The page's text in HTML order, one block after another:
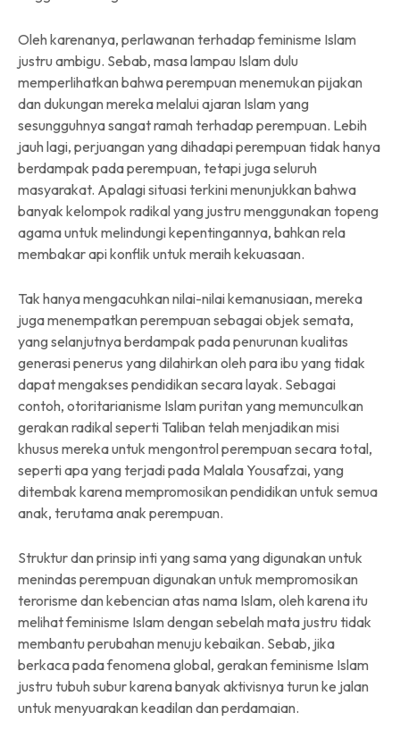
Oleh karenanya, perlawanan terhadap feminisme Islam
justru ambigu. Sebab, masa lampau Islam dulu
memperlihatkan bahwa perempuan menemukan pijakan
dan dukungan mereka melalui ajaran Islam yang
sesungguhnya sangat ramah terhadap perempuan. Lebih
jauh lagi, perjuangan yang dihadapi perempuan tidak hanya
berdampak pada perempuan, tetapi juga seluruh
masyarakat. Apalagi situasi terkini menunjukkan bahwa
banyak kelompok radikal yang justru menggunakan topeng
agama untuk melindungi kepentingannya, bahkan rela
membakar api konflik untuk meraih kekuasaan.
Tak hanya mengacuhkan nilai-nilai kemanusiaan, mereka
juga menempatkan perempuan sebagai objek semata,
yang selanjutnya berdampak pada penurunan kualitas
generasi penerus yang dilahirkan oleh para ibu yang tidak
dapat mengakses pendidikan secara layak. Sebagai
contoh, otoritarianisme Islam puritan yang memunculkan
gerakan radikal seperti Taliban telah menjadikan misi
khusus mereka untuk mengontrol perempuan secara total,
seperti apa yang terjadi pada Malala Yousafzai, yang
ditembak karena mempromosikan pendidikan untuk semua
anak, terutama anak perempuan.
Struktur dan prinsip inti yang sama yang digunakan untuk
menindas perempuan digunakan untuk mempromosikan
terorisme dan kebencian atas nama Islam, oleh karena itu
melihat feminisme Islam dengan sebelah mata justru tidak
membantu perubahan menuju kebaikan. Sebab, jika
berkaca pada fenomena global, gerakan feminisme Islam
justru tubuh subur karena banyak aktivisnya turun ke jalan
untuk menyuarakan keadilan dan perdamaian.